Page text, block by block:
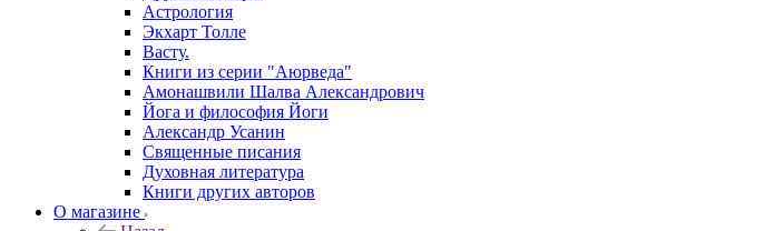
Астрология
Экхарт Толле
Васту.
Книги из серии "Аюрведа"
Амонашвили Шалва Александрович
Йога и философия Йоги
Александр Усанин
Священные писания
Духовная литература
Книги других авторов
О магазине